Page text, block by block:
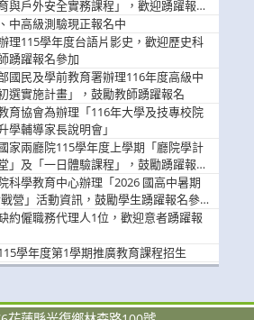
與戶外安全實務課程」，歡迎踴躍報名
中高級測驗現正報名中
理115學年度台語片影史，歡迎歷史科
踴躍報名參加
國民及學前教育署辦理116年度高級中
選實施計畫」，鼓勵教師踴躍報名
育協會為辦理「116年大學及技專校院
學輔導家長說明會」
家兩廳院115學年度上學期「廳院學計
及「一日體驗課程」，鼓勵踴躍報名
科學教育中心辦理「2026 國高中暑期
營」活動資訊，鼓勵學生踴躍報名參
約僱職務代理人1位，歡迎意者踴躍報
學年度第1學期推廣教育課程招生